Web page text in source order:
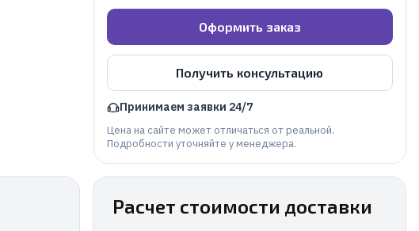
Оформить заказ
Получить консультацию
Принимаем заявки 24/7
Цена на сайте может отличаться от реальной.
Подробности уточняйте у менеджера.
Расчет стоимости доставки